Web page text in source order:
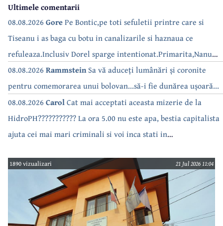
Ultimele comentarii
08.08.2026 GorePe Bontic,pe toti sefuletii printre care si
Tiseanu i as baga cu botu in canalizarile si haznaua ce
refuleaza.Inclusiv Dorel sparge intentionat.Primarita,Nanu
bea apa de la robinet.Asta as intreba o si pe Izabel Mitrea
08.08.2026 RammsteinSa vă aduceți lumânări și coronite
pentru comemorarea unui bolovan...să-i fie dunărea ușoară...
08.08.2026 CarolCat mai acceptati aceasta mizerie de la
HidroPH??????????? La ora 5.00 nu este apa, bestia capitalista
ajuta cei mai mari criminali si voi inca stati in
1890 vizualizari 21 Jul 2026 11:04